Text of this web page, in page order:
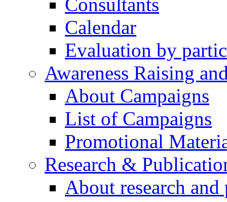
Calendar
Evaluation by
Awareness Raising
About Campaigns
List of Campaigns
Promotional
Research &
About research